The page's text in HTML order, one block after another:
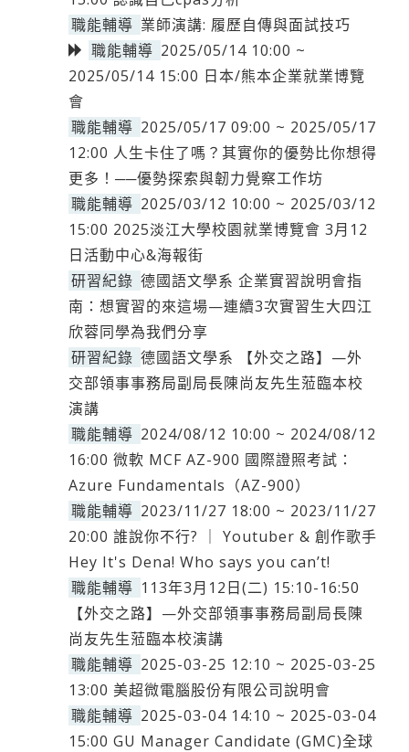
職能輔導 業師演講: 履歷自傳與面試技巧
職能輔導 2025/05/14 10:00 ~
2025/05/14 15:00 日本/熊本企業就業博覽
會
職能輔導 2025/05/17 09:00 ~ 2025/05/17
12:00 人生卡住了嗎？其實你的優勢比你想得
更多！──優勢探索與韌力覺察工作坊
職能輔導 2025/03/12 10:00 ~ 2025/03/12
15:00 2025淡江大學校園就業博覽會 3月12
日活動中心&海報街
研習紀錄 德國語文學系 企業實習說明會指
南：想實習的來這場—連續3次實習生大四江
欣蓉同學為我們分享
研習紀錄 德國語文學系 【外交之路】—外
交部領事事務局副局長陳尚友先生蒞臨本校
演講
職能輔導 2024/08/12 10:00 ~ 2024/08/12
16:00 微軟 MCF AZ-900 國際證照考試：
Azure Fundamentals（AZ-900）
職能輔導 2023/11/27 18:00 ~ 2023/11/27
20:00 誰說你不行? ｜ Youtuber & 創作歌手
Hey It's Dena! Who says you can’t!
職能輔導 113年3月12日(二) 15:10-16:50
【外交之路】—外交部領事事務局副局長陳
尚友先生蒞臨本校演講
職能輔導 2025-03-25 12:10 ~ 2025-03-25
13:00 美超微電腦股份有限公司說明會
職能輔導 2025-03-04 14:10 ~ 2025-03-04
15:00 GU Manager Candidate (GMC)全球